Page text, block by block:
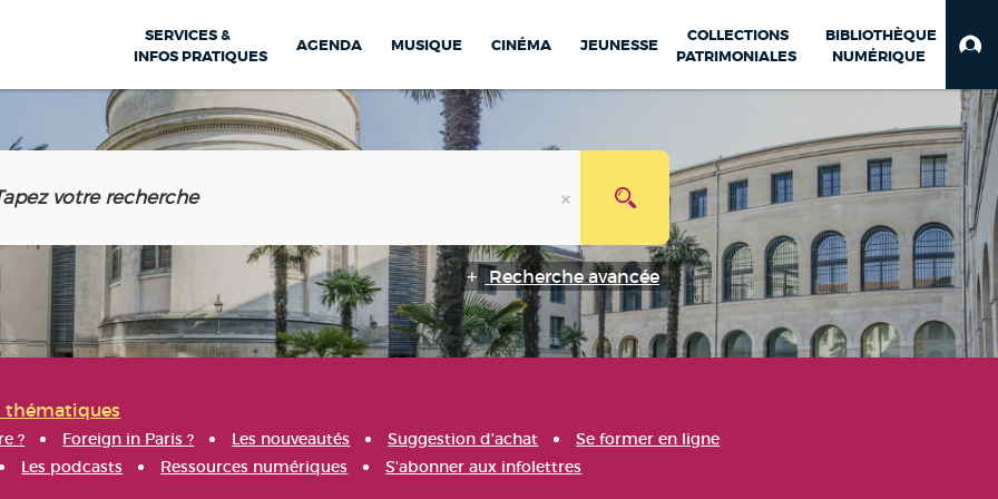
SERVICES &
INFOS PRATIQUES
AGENDA MUSIQUE CINÉMA JEUNESSE
COLLECTIONS
PATRIMONIALES
BIBLIOTHÈQUE
NUMÉRIQUE
Recherche avancée
thématiques
? Foreign in Paris ? Les nouveautés Suggestion d'achat
Se former en ligne
Les podcasts Ressources numériques S'abonner aux infolettres